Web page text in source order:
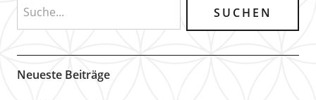
Neueste Beiträge